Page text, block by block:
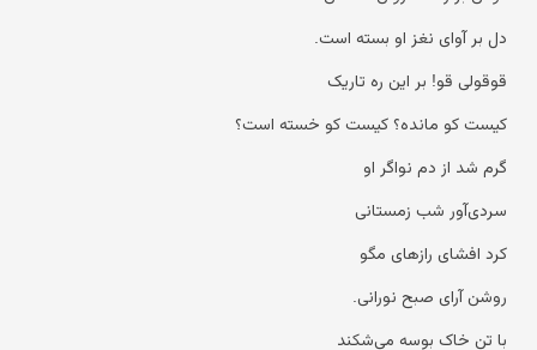
دل بر آوای نغز او بسته است.
قوقولی قو! بر این ره تاریک
کیست کو مانده؟ کیست کو خسته است؟
گرم شد از دم نواگر او
سردی‌آور شب زمستانی
کرد افشای رازهای مگو
روشن آرای صبح نورانی.
با تن خاک بوسه می‌شکند